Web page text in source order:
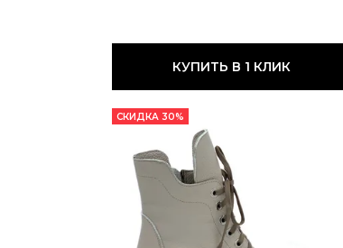
КУПИТЬ В 1 КЛИК
СКИДКА 30%